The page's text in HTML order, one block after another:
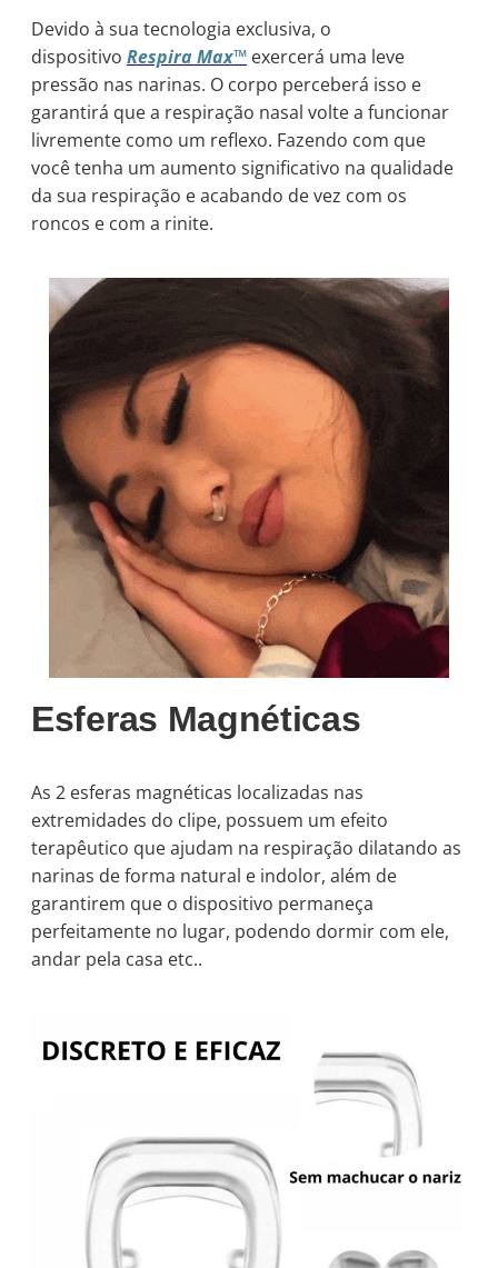
Devido à sua tecnologia exclusiva, o
dispositivo Respira Max™ exercerá uma leve
pressão nas narinas. O corpo perceberá isso e
garantirá que a respiração nasal volte a funcionar
livremente como um reflexo. Fazendo com que
você tenha um aumento significativo na qualidade
da sua respiração e acabando de vez com os
roncos e com a rinite.
Esferas Magnéticas
As 2 esferas magnéticas localizadas nas
extremidades do clipe, possuem um efeito
terapêutico que ajudam na respiração dilatando as
narinas de forma natural e indolor, além de
garantirem que o dispositivo permaneça
perfeitamente no lugar, podendo dormir com ele,
andar pela casa etc..